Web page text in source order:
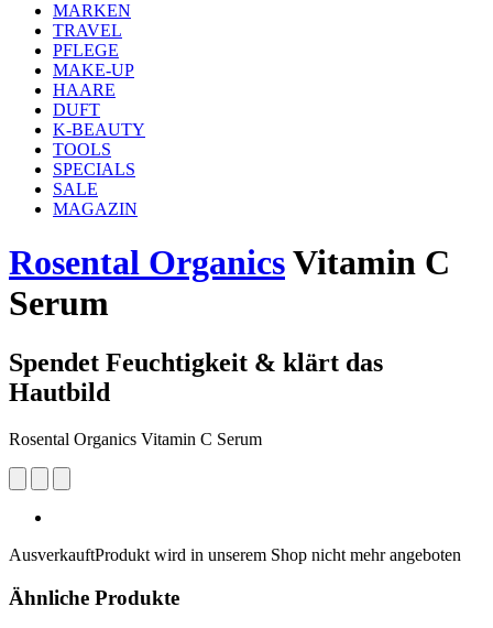
MARKEN
TRAVEL
PFLEGE
MAKE-UP
HAARE
DUFT
K-BEAUTY
TOOLS
SPECIALS
SALE
MAGAZIN
Rosental OrganicsVitamin C
Serum
Spendet Feuchtigkeit & klärt das
Hautbild
Rosental Organics Vitamin C Serum
AusverkauftProdukt wird in unserem Shop nicht mehr angeboten
Ähnliche Produkte